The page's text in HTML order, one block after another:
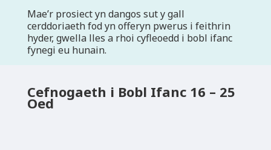
Mae’r prosiect yn dangos sut y gall
cerddoriaeth fod yn offeryn pwerus i feithrin
hyder, gwella lles a rhoi cyfleoedd i bobl ifanc
fynegi eu hunain.
Cefnogaeth i Bobl Ifanc 16 – 25
Oed